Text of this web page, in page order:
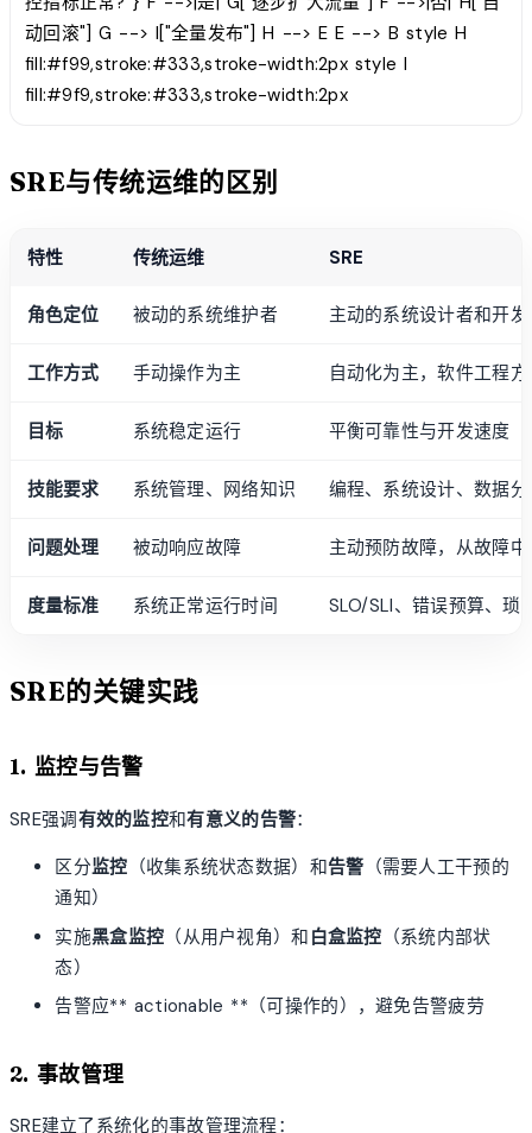
动回滚"] G --> I["全量发布"] H --> E E --> B style H
fill:#f99,stroke:#333,stroke-width:2px style I
fill:#9f9,stroke:#333,stroke-width:2px
SRE与传统运维的区别
特性 传统运维 SRE
角色定位 被动的系统维护者 主动的系统设计者和开
工作方式 手动操作为主 自动化为主，软件工程
目标 系统稳定运行 平衡可靠性与开发速度
技能要求 系统管理、网络知识 编程、系统设计、数据
问题处理 被动响应故障 主动预防故障，从故障
度量标准 系统正常运行时间 SLO/SLI、错误预算、琐
SRE的关键实践
1. 监控与告警
SRE强调有效的监控和有意义的告警：
区分监控 （收集系统状态数据）和告警 （需要人工干预的
通知）
实施黑盒监控 （从用户视角）和 白盒监控 （系统内部状
态）
告警应** actionable **（可操作的），避免告警疲劳
2. 事故管理
SRE建立了系统化的事故管理流程：